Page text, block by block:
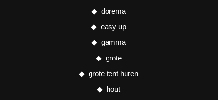
dorema
easy up
gamma
grote
grote tent huren
hout